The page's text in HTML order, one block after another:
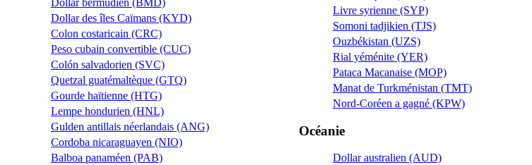
Dollar bermudien (BMD)
Dollar des îles Caïmans (KYD)
Colon costaricain (CRC)
Peso cubain convertible (CUC)
Colón salvadorien (SVC)
Quetzal guatémaltèque (GTQ)
Gourde haïtienne (HTG)
Lempe hondurien (HNL)
Gulden antillais néerlandais (ANG)
Cordoba nicaraguayen (NIO)
Balboa panaméen (PAB)
Livre syrienne (SYP)
Somoni tadjikien (TJS)
Ouzbékistan (UZS)
Rial yéménite (YER)
Pataca Macanaise (MOP)
Manat de Turkménistan (TMT)
Nord-Coréen a gagné (KPW)
Océanie
Dollar australien (AUD)